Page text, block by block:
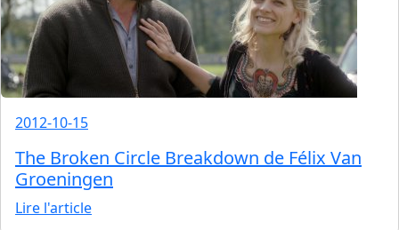
2012-10-15
The Broken Circle Breakdown de Félix Van
Groeningen
Lire l'article